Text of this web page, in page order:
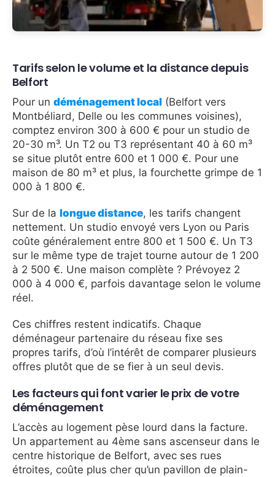
Tarifs selon le volume et la distance depuis
Belfort
Pour un déménagement local (Belfort vers
Montbéliard, Delle ou les communes voisines),
comptez environ 300 à 600 € pour un studio de
20-30 m³. Un T2 ou T3 représentant 40 à 60 m³
se situe plutôt entre 600 et 1 000 €. Pour une
maison de 80 m³ et plus, la fourchette grimpe de 1
000 à 1 800 €.
Sur de la longue distance, les tarifs changent
nettement. Un studio envoyé vers Lyon ou Paris
coûte généralement entre 800 et 1 500 €. Un T3
sur le même type de trajet tourne autour de 1 200
à 2 500 €. Une maison complète ? Prévoyez 2
000 à 4 000 €, parfois davantage selon le volume
réel.
Ces chiffres restent indicatifs. Chaque
déménageur partenaire du réseau fixe ses
propres tarifs, d’où l’intérêt de comparer plusieurs
offres plutôt que de se fier à un seul devis.
Les facteurs qui font varier le prix de votre
déménagement
L’accès au logement pèse lourd dans la facture.
Un appartement au 4ème sans ascenseur dans le
centre historique de Belfort, avec ses rues
étroites, coûte plus cher qu’un pavillon de plain-